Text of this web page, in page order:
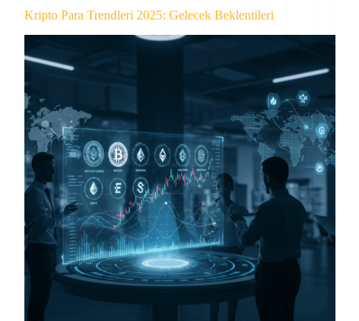
Kripto Para Trendleri 2025: Gelecek Beklentileri